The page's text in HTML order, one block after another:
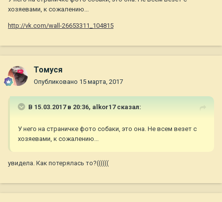
хозяевами, к сожалению...
http://vk.com/wall-26653311_104815
Томуся
Опубликовано 15 марта, 2017
В 15.03.2017 в 20:36, alkor17сказал:
У него на страничке фото собаки, это она. Не всем везет с
хозяевами, к сожалению...
увидела. Как потерялась то?((((((